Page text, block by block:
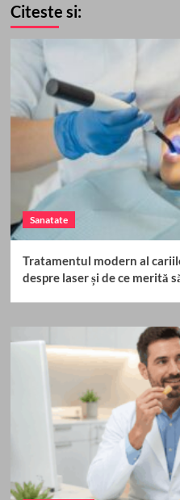
Citeste si:
Sanatate
Tratamentul modern al
despre laser și de ce merită